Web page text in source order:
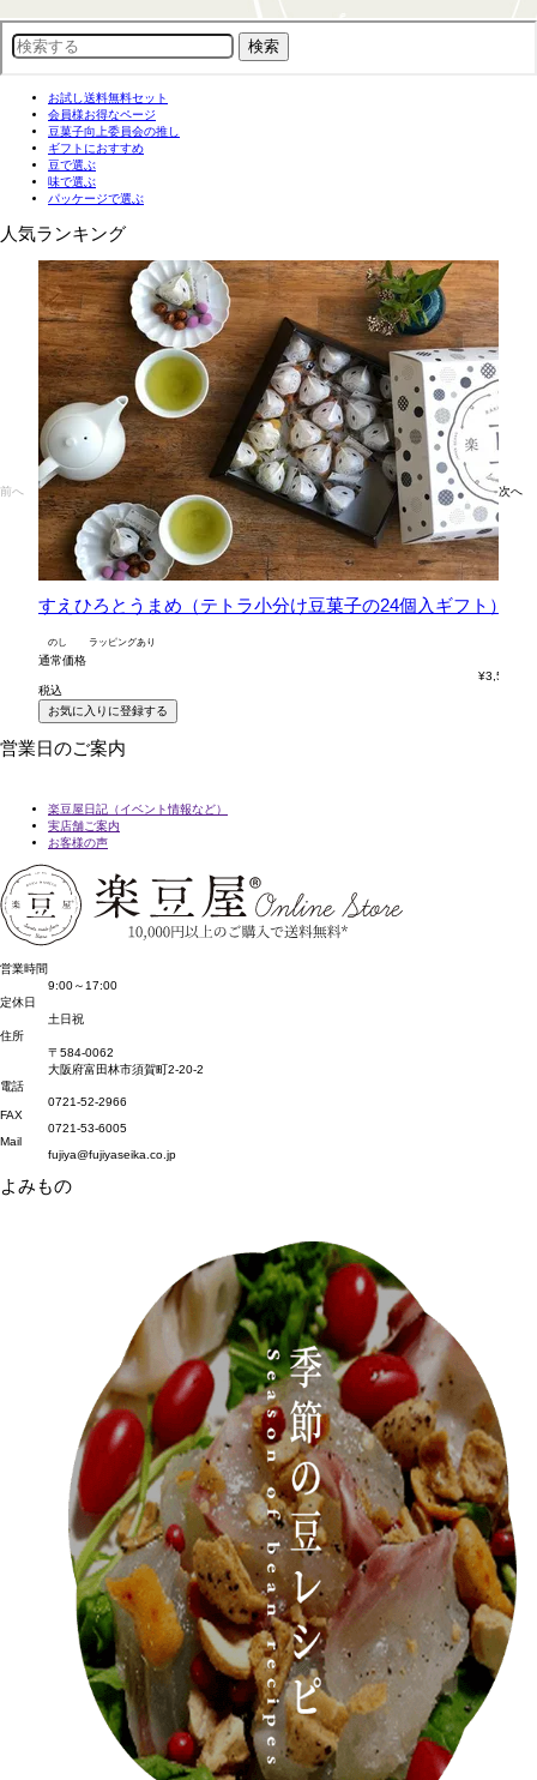
お試し送料無料セット
会員様お得なページ
豆菓子向上委員会の推し
ギフトにおすすめ
豆で選ぶ
味で選ぶ
パッケージで選ぶ
人気ランキング
前へ
すえひろとうまめ（テトラ小分け豆菓子の24個入ギフト）
のし ラッピングあり
通常価格
¥3,564
税込
お気に入りに登録する
次へ
営業日のご案内
楽豆屋日記（イベント情報など）
実店舗ご案内
お客様の声
営業時間
9:00～17:00
定休日
土日祝
住所
〒584-0062
大阪府富田林市須賀町2-20-2
電話
0721-52-2966
FAX
0721-53-6005
Mail
fujiya@fujiyaseika.co.jp
よみもの